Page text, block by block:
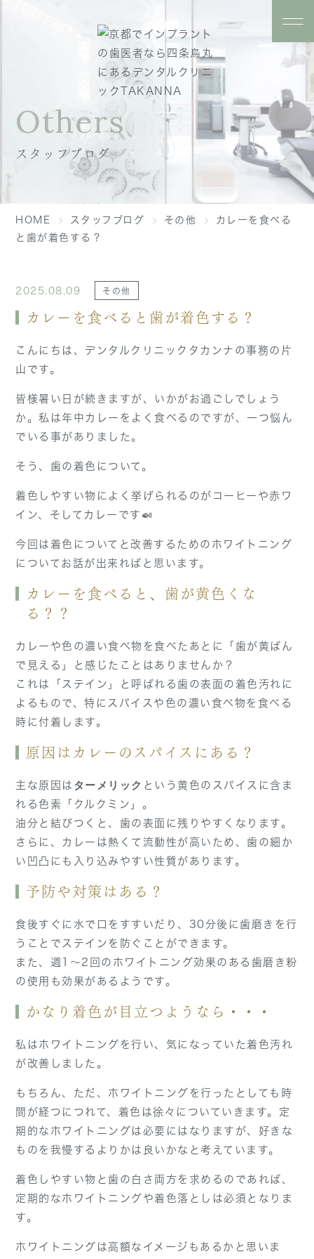
Others
スタッフブログ
HOME スタッフブログ その他
カレーを食べる
と歯が着色する？
2025.08.09 その他
カレーを食べると歯が着色する？
こんにちは、デンタルクリニックタカンナの事務の片
山です。
皆様暑い日が続きますが、いかがお過ごしでしょう
か。私は年中カレーをよく食べるのですが、一つ悩ん
でいる事がありました。
そう、歯の着色について。
着色しやすい物によく挙げられるのがコーヒーや赤ワ
イン、そしてカレーです🍛
今回は着色についてと改善するためのホワイトニング
についてお話が出来ればと思います。
カレーを食べると、歯が黄色くな
る？？
カレーや色の濃い食べ物を食べたあとに「歯が黄ばん
で見える」と感じたことはありませんか？
これは「ステイン」と呼ばれる歯の表面の着色汚れに
よるもので、特にスパイスや色の濃い食べ物を食べる
時に付着します。
原因はカレーのスパイスにある？
主な原因は ターメリック という黄色のスパイスに含ま
れる色素「クルクミン」。
油分と結びつくと、歯の表面に残りやすくなります。
さらに、カレーは熱くて流動性が高いため、歯の細か
い凹凸にも入り込みやすい性質があります。
予防や対策はある？
食後すぐに水で口をすすいだり、30分後に歯磨きを行
うことでステインを防ぐことができます。
また、週1〜2回のホワイトニング効果のある歯磨き粉
の使用も効果があるようです。
かなり着色が目立つようなら・・・
私はホワイトニングを行い、気になっていた着色汚れ
が改善しました。
もちろん、ただ、ホワイトニングを行ったとしても時
間が経つにつれて、着色は徐々についていきます。定
期的なホワイトニングは必要にはなりますが、好きな
ものを我慢するよりかは良いかなと考えています。
着色しやすい物と歯の白さ両方を求めるのであれば、
定期的なホワイトニングや着色落としは必須となりま
す。
ホワイトニングは高額なイメージもあるかと思いま